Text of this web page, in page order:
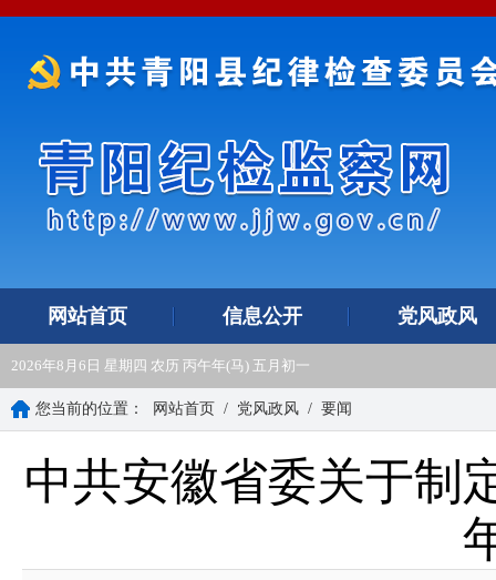
网站首页 信息公开 党风政风
2026年8月6日 星期四 农历 丙午年(马) 五月初一
您当前的位置： 网站首页 / 党风政风 / 要闻
中共安徽省委关于制